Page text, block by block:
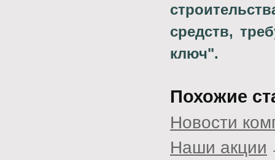
средств,
ключ".
Похожие
Новости
Наши акции